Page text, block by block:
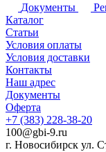
Документы
Каталог
Статьи
Условия оплаты
Условия доставки
Контакты
Наш адрес
Документы
Оферта
+7 (383) 228-38-20
100@gbi-9.ru
г. Новосибирск ул.